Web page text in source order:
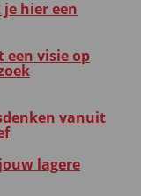
hier een
visie op
vanuit
lagere